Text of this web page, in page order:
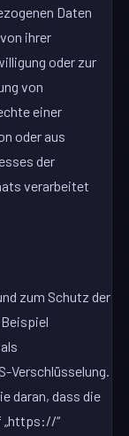
Daten
ihrer
oder zur
von
einer
oder aus
der
verarbeitet
zum Schutz der
Verschlüsselung.
daran, dass die
„https://“